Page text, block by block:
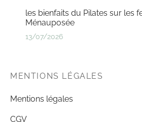
les bienfaits du Pilates sur les
Ménauposée
13/07/2026
MENTIONS LÉGALES
Mentions légales
CGV